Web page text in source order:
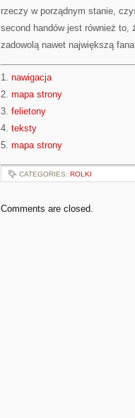
rzeczy w porządnym stanie,
second handów jest również to,
zadowolą nawet największą
1. nawigacja
2. mapa strony
3. felietony
4. teksty
5. mapa strony
CATEGORIES: ROLKI
Comments are closed.